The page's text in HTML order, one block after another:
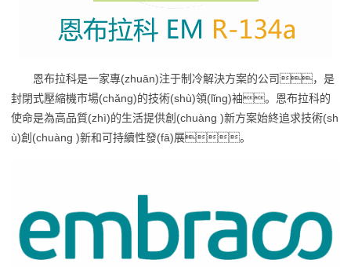
恩布拉科是一家專(zhuān)注于制冷解決方案的公司，是
封閉式壓縮機市場(chǎng)的技術(shù)領(lǐng)袖。恩布拉科的
使命是為高品質(zhì)的生活提供創(chuàng )新方案始終追求技術(sh
ù)創(chuàng )新和可持續性發(fā)展。